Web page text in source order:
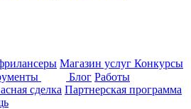
Магазин услуг Конкурсы
Блог Работы
сделка Партнерская программа